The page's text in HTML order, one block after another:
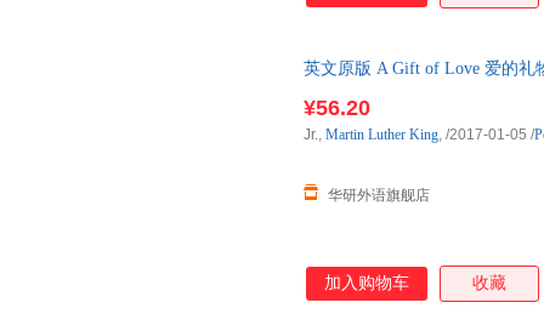
英文原版 A Gift of Love 爱的礼
¥56.20
华研外语旗舰店
Jr., Martin Luther King, /2017-01-05 /
加入购物车 收藏